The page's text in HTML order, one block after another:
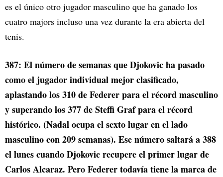
es el único otro jugador masculino que ha ganado los
cuatro majors incluso una vez durante la era abierta del
tenis.
387: El número de semanas que Djokovic ha pasado
como el jugador individual mejor clasificado,
aplastando los 310 de Federer para el récord masculino
y superando los 377 de Steffi Graf para el récord
histórico. (Nadal ocupa el sexto lugar en el lado
masculino con 209 semanas). Ese número saltará a 388
el lunes cuando Djokovic recupere el primer lugar de
Carlos Alcaraz. Pero Federer todavía tiene la marca de